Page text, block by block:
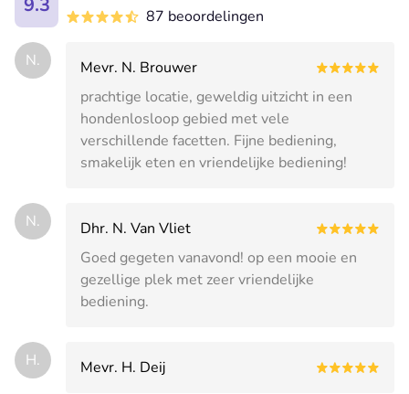
9.3
87 beoordelingen
N.
Mevr. N. Brouwer
prachtige locatie, geweldig uitzicht in een
hondenlosloop gebied met vele
verschillende facetten. Fijne bediening,
smakelijk eten en vriendelijke bediening!
N.
Dhr. N. Van Vliet
Goed gegeten vanavond! op een mooie en
gezellige plek met zeer vriendelijke
bediening.
H. Mevr. H. Deij